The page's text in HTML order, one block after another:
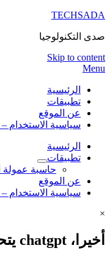
TECHSADA
صدى التكنولوجيا
Skip to content
Menu
الرئيسية
تطبيقات
عن الموقع
سياسية الاستخدام – Privacy
الرئيسية
تطبيقات
حاسبة عمولة
عن الموقع
سياسية الاستخدام – Privacy
×
أخيرا، chatgpt يتحدث بصوت بشري